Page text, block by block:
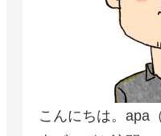
こんにちは。apa